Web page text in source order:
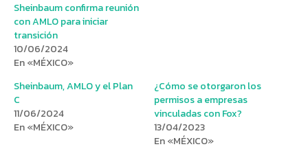
Sheinbaum confirma reunión
con AMLO para iniciar
transición
10/06/2024
En «MÉXICO»
Sheinbaum, AMLO y el Plan
C
11/06/2024
En «MÉXICO»
¿Cómo se otorgaron los
permisos a empresas
vinculadas con Fox?
13/04/2023
En «MÉXICO»